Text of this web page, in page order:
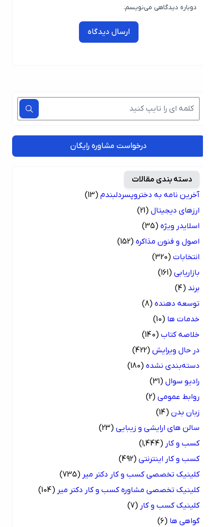
دوباره دیدگاهی می‌نویسم.
ارسال دیدگاه
درخواست مشاوره رایگان
دسته بندی مقالات
آخرین نامه به دختروپسردلبندم (13)
ارزهای دیجیتال (21)
اسلایدر ویژه (35)
اصول و فنون مذاکره (152)
انتخابات (320)
بازاریابی (161)
(4)
توسعه دهنده (8)
خدمات ها (10)
خلاصه کتاب (140)
در حال ویرایش (422)
دسته‌بندی نشده (180)
رادیو سوال (31)
روابط عمومی (2)
زبان بدن (14)
سالن های ارایشی و زیبایی (23)
کسب و کار (1,444)
کسب و کار اینترنتی (492)
کلینیک تخصصی کسب و کار دکتر میر (735)
کلینیک تخصصی مشاوره کسب و کار دکتر میر (104)
کلینیک کسب و کار (7)
گواهی ها (6)